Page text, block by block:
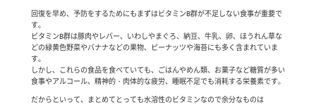
回復を早め、予防をするためにもまずはビタミンB群が不足しない食事が重要で
す。
ビタミンB群は豚肉やレバー、いわしやまぐろ、納豆、牛乳、卵、ほうれん草な
どの緑黄色野菜やバナナなどの果物、ピーナッツや海苔にも多く含まれていま
す。
しかし、これらの食品を食べていても、ごはんやめん類、お菓子など糖質が多い
食事やアルコール、精神的・肉体的な疲労、睡眠不足でも消耗する栄養素です。
だからといって、まとめてとっても水溶性のビタミンなので余分なものは